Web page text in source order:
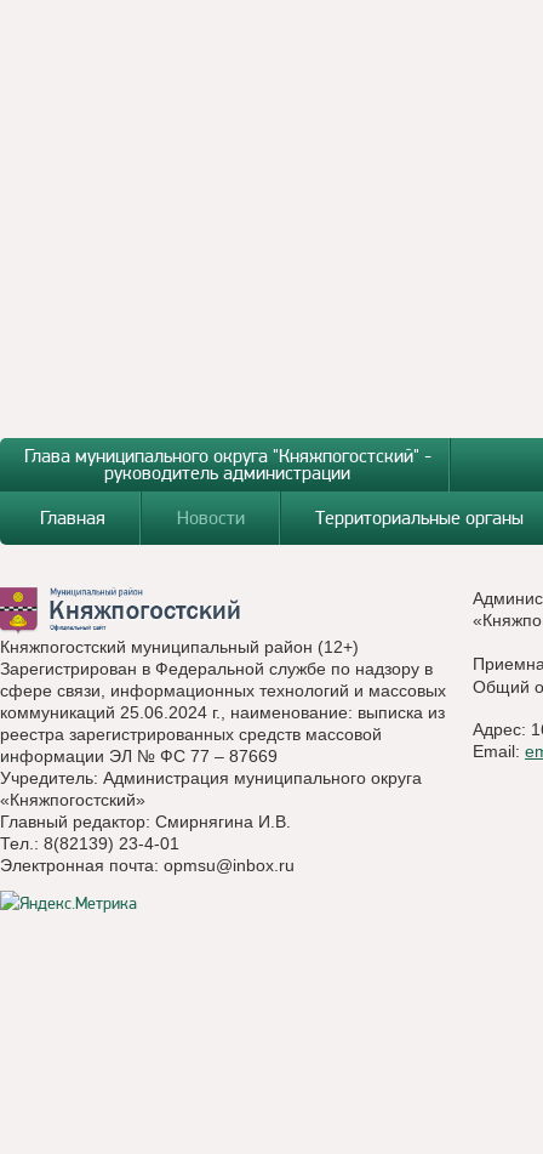
Глава муниципального округа "Княжпогостский" -
руководитель администрации
Главная
Новости Территориальные органы
Княжпогостский муниципальный район (12+)
Зарегистрирован в Федеральной службе по надзору в
сфере связи, информационных технологий и массовых
коммуникаций 25.06.2024 г., наименование: выписка из
реестра зарегистрированных средств массовой
информации ЭЛ № ФС 77 – 87669
Учредитель: Администрация муниципального округа
«Княжпогостский»
Главный редактор: Смирнягина И.В.
Тел.: 8(82139) 23-4-01
Электронная почта: opmsu@inbox.ru
Общий
Адрес:
Email: